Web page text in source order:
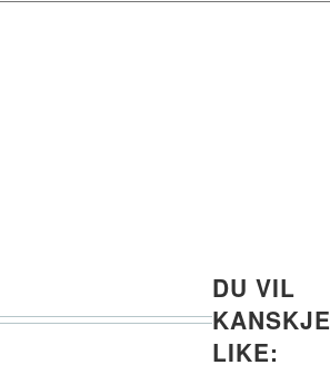
DU VIL
KANSKJE
LIKE: